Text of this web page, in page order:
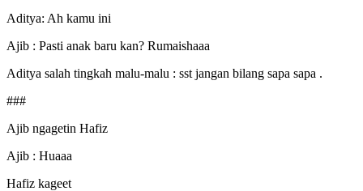
Aditya: Ah kamu ini
Ajib : Pasti anak baru kan? Rumaishaaa
Aditya salah tingkah malu-malu : sst jangan bilang sapa sapa .
###
Ajib ngagetin Hafiz
Ajib : Huaaa
Hafiz kageet